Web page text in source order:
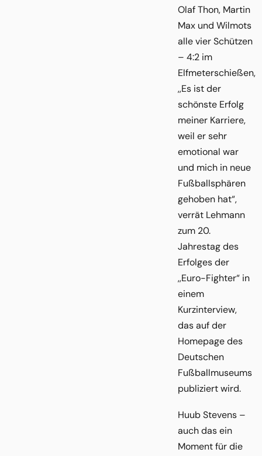
Olaf Thon, Martin
Max und Wilmots
alle vier Schützen
– 4:2 im
Elfmeterschießen,
,,Es ist der
schönste Erfolg
meiner Karriere,
weil er sehr
emotional war
und mich in neue
Fußballsphären
gehoben hat“,
verrät Lehmann
zum 20.
Jahrestag des
Erfolges der
,,Euro-Fighter“ in
einem
Kurzinterview,
das auf der
Homepage des
Deutschen
Fußballmuseums
publiziert wird.
Huub Stevens –
auch das ein
Moment für die